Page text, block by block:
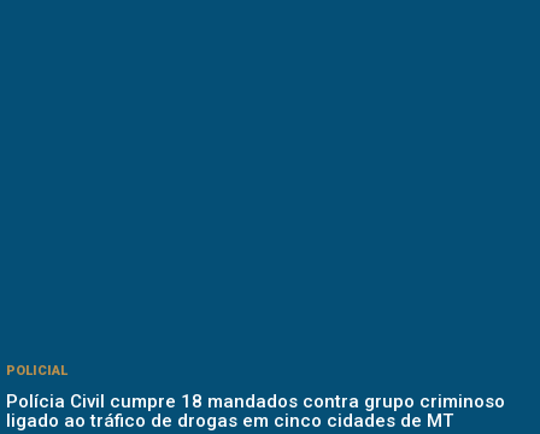
POLICIAL
Polícia Civil cumpre 18 mandados contra grupo criminoso
ligado ao tráfico de drogas em cinco cidades de MT